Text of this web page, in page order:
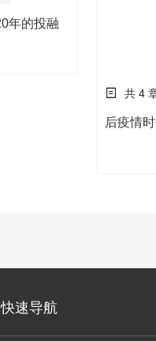
共 4
后疫情
快速导航